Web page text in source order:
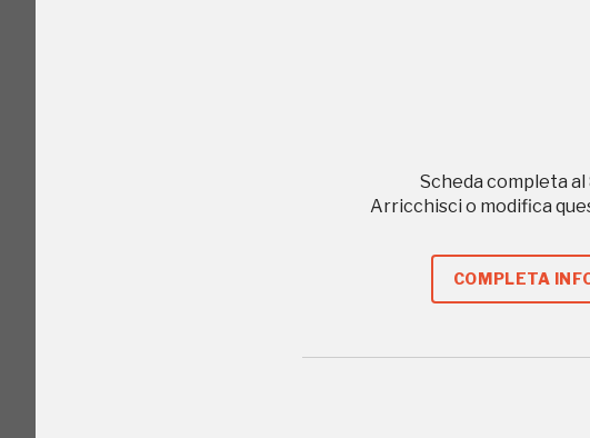
Scheda completa al
Arricchisci o modifica
COMPLETA